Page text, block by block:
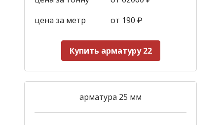
цена за метр
от 190 ₽
Купить арматуру 22
арматура 25 мм